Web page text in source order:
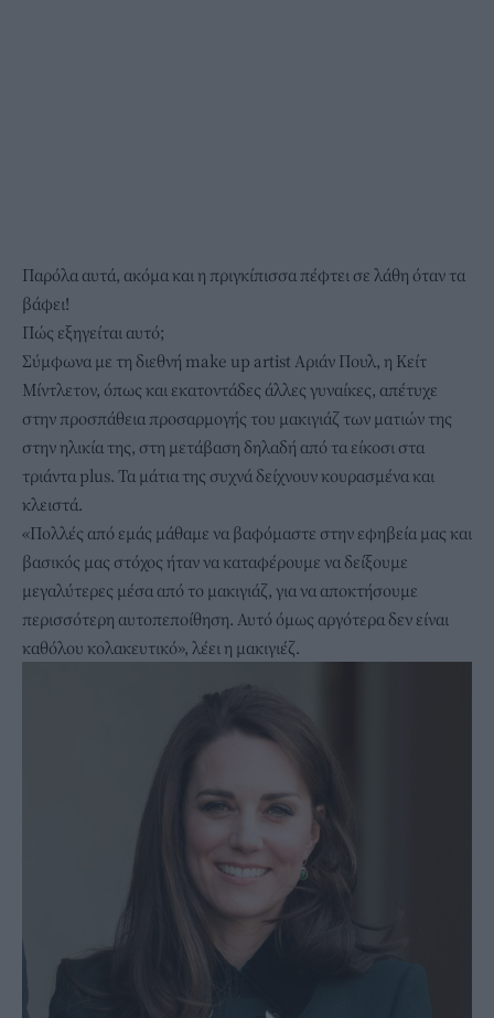
Παρόλα αυτά, ακόμα και η πριγκίπισσα πέφτει σε λάθη όταν τα
βάφει!
Πώς εξηγείται αυτό;
Σύμφωνα με τη διεθνή make up artist Αριάν Πουλ, η Κείτ
Μίντλετον, όπως και εκατοντάδες άλλες γυναίκες, απέτυχε
στην προσπάθεια προσαρμογής του μακιγιάζ των ματιών της
στην ηλικία της, στη μετάβαση δηλαδή από τα είκοσι στα
τριάντα plus. Τα μάτια της συχνά δείχνουν κουρασμένα και
κλειστά.
«Πολλές από εμάς μάθαμε να βαφόμαστε στην εφηβεία μας και
βασικός μας στόχος ήταν να καταφέρουμε να δείξουμε
μεγαλύτερες μέσα από το μακιγιάζ, για να αποκτήσουμε
περισσότερη αυτοπεποίθηση. Αυτό όμως αργότερα δεν είναι
καθόλου κολακευτικό», λέει η μακιγιέζ.